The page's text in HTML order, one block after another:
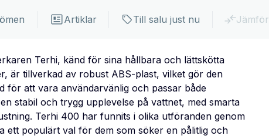
Artiklar Till salu just nu Jämför
Terhi, känd för sina hållbara och lättskötta
är tillverkad av robust ABS-plast, vilket gör den
för att vara användarvänlig och passar både
stabil och trygg upplevelse på vattnet, med smarta
Terhi 400 har funnits i olika utföranden genom
ett populärt val för dem som söker en pålitlig och